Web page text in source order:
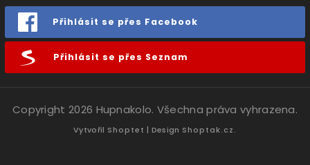
Přihlásit se přes Facebook
Přihlásit se přes Seznam
Copyright 2026 Hupnakolo. Všechna práva vyhrazena.
Vytvořil Shoptet | Design Shoptak.cz.